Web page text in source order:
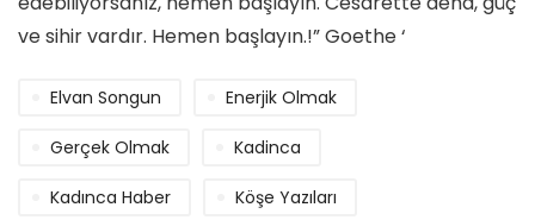
ve sihir vardır. Hemen başlayın.!” Goethe ‘
Elvan Songun Enerjik Olmak
Gerçek Olmak Kadinca
Kadınca Haber Köşe Yazıları